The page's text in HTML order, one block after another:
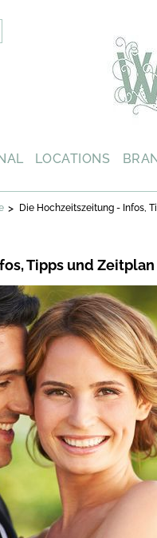
LOCATIONS
> Die Hochzeitszeitung - Infos,
Tipps und Zeitplan